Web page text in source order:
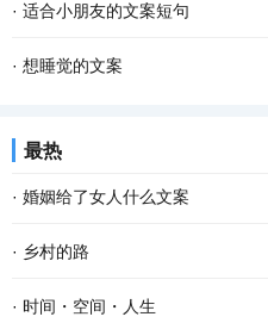
· 适合小朋友的文案短句
· 想睡觉的文案
最热
· 婚姻给了女人什么文案
· 乡村的路
· 时间・空间・人生